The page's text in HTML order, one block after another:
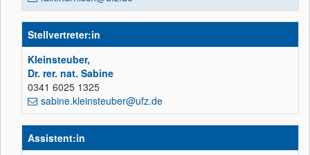
Stellvertreter:in
Kleinsteuber,
Dr. rer. nat. Sabine
0341 6025 1325
sabine.kleinsteuber@ufz.de
Assistent:in